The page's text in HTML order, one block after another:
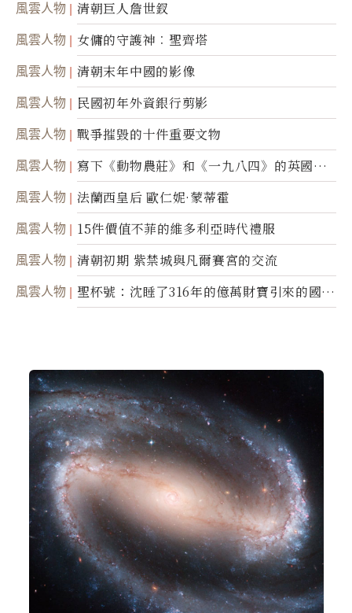
風雲人物 清朝巨人詹世釵
風雲人物 女傭的守護神︰聖齊塔
風雲人物 清朝末年中國的影像
風雲人物 民國初年外資銀行剪影
風雲人物 戰爭摧毀的十件重要文物
風雲人物
寫下《動物農莊》和《一九八四》的英國作
家喬治．歐威爾
風雲人物 法蘭西皇后 歐仁妮·蒙蒂霍
風雲人物 15件價值不菲的維多利亞時代禮服
風雲人物 清朝初期 紫禁城與凡爾賽宮的交流
風雲人物
聖杯號：沈睡了316年的億萬財寶引來的國際
糾紛